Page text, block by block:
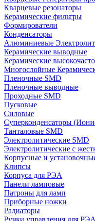
Кварцевые резонаторы
Керамические фильтры
Формирователи
Конденсаторы
Алюминиевые
Керамические выводные
Керамические
Многослойные
Пленочные SMD
Пленочные выводные
Проходные SMD
Пусковые
Силовые
Суперконденсаторы
Танталовые SMD
Электролитические SMD
Электролитические с
Корпусные и
Клипсы
Корпуса для РЭА
Панели ламповые
Патроны для ламп
Приборные ножки
Радиаторы
Ручки управления для РЭА